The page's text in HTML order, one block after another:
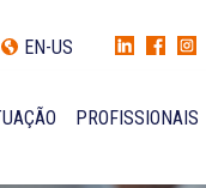
EN-US
PROFISSIONAIS